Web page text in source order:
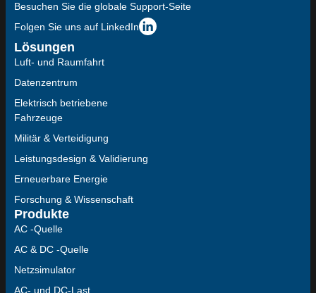
Lösungen
Luft- und Raumfahrt
Datenzentrum
Elektrisch betriebene
Fahrzeuge
Militär & Verteidigung
Leistungsdesign & Validierung
Erneuerbare Energie
Forschung & Wissenschaft
Produkte
AC -Quelle
AC & DC -Quelle
Netzsimulator
AC- und DC-Last
Besuchen Sie die globale Support-Seite
Folgen Sie uns auf LinkedIn